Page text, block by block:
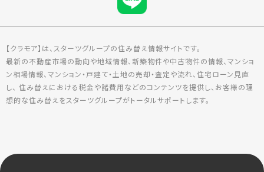
【クラモア】は、スターツグループの住み替え情報サイトです。
最新の不動産市場の動向や地域情報、新築物件や中古物件の情報、マンショ
ン相場情報、マンション・戸建て・土地の売却・査定や流れ、住宅ローン見直
し、 住み替えにおける税金や諸費用などのコンテンツを提供し、お客様の理
想的な住み替えをスターツグループがトータルサポートします。